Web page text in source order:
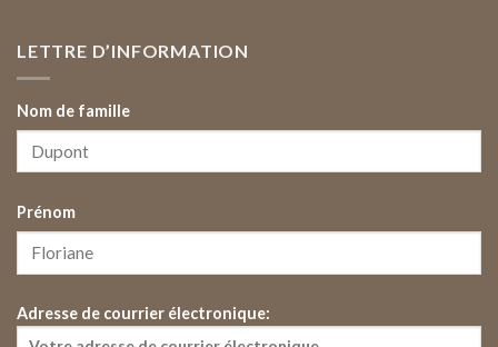
LETTRE D’INFORMATION
Nom de famille
Prénom
Adresse de courrier électronique: